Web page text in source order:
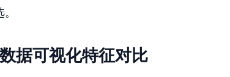
据可视化特征对比